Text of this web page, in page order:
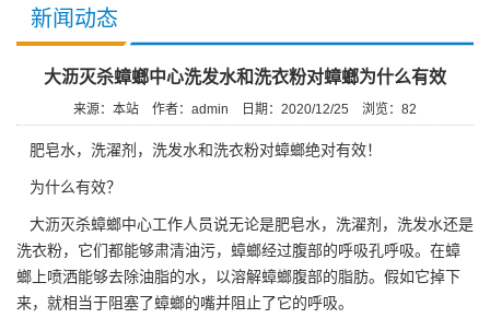
新闻动态
大沥灭杀蟑螂中心洗发水和洗衣粉对蟑螂为什么有效
来源：本站 作者：admin 日期：2020/12/25 浏览： 82
肥皂水，洗濯剂，洗发水和洗衣粉对蟑螂绝对有效！
为什么有效？
大沥灭杀蟑螂中心工作人员说无论是肥皂水，洗濯剂，洗发水还是
洗衣粉，它们都能够肃清油污，蟑螂经过腹部的呼吸孔呼吸。在蟑
螂上喷洒能够去除油脂的水，以溶解蟑螂腹部的脂肪。假如它掉下
来，就相当于阻塞了蟑螂的嘴并阻止了它的呼吸。